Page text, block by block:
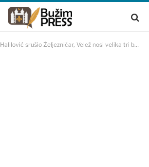
Halilović srušio Željezničar, Velež nosi velika tri boda sa Grbavice